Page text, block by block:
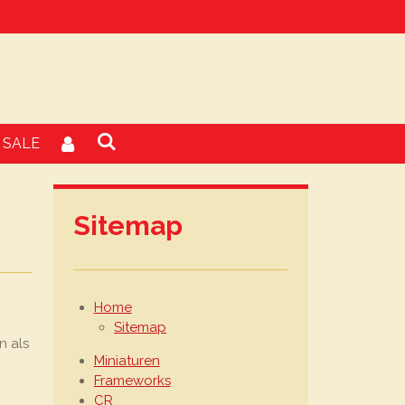
SALE
als
Sitemap
Home
Sitemap
Miniaturen
Frameworks
CR